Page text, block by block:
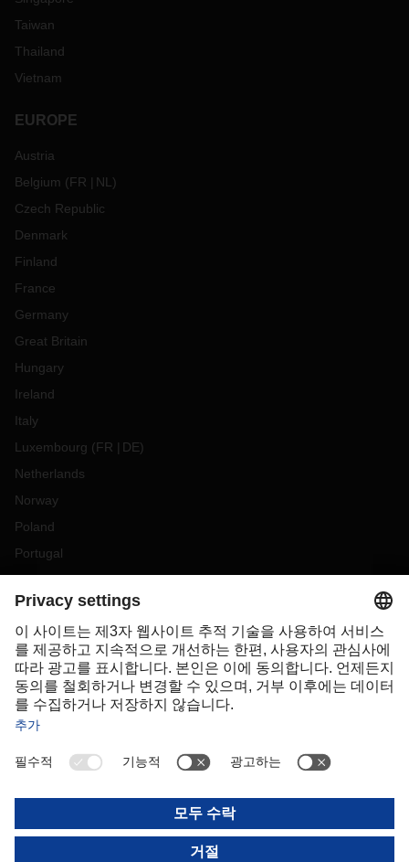
Taiwan
Thailand
Vietnam
EUROPE
Austria
Belgium (FR NL )
Czech Republic
Denmark
Finland
France
Germany
Great Britain
Hungary
Ireland
Italy
Luxembourg (FR DE)
Netherlands
Norway
Poland
Portugal
Romania
Slovakia
Spain
Sweden
Switzerland( DE FR)
Turkey
OCEANIA